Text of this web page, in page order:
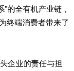
的全有机产业链，
终端消费者带来了
企业的责任与担